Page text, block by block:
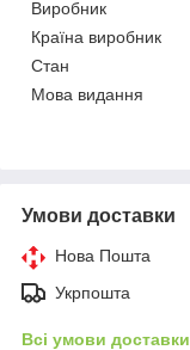
Виробник
Країна виробник
Стан
Мова видання
Умови доставки
Нова Пошта
Укрпошта
Всі умови доставки